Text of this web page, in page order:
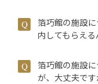
箔巧館の施設
内してもらえる
箔巧館の施設
が、大丈夫です